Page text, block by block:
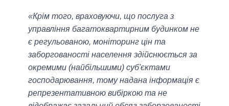
«Крім того, враховуючи, що послуга з
управління багатоквартирним будинком не
є регульованою, моніторинг цін та
заборгованості населення здійснюється за
окремими (найбільшими) суб'єктами
господарювання, тому надана інформація є
репрезентативною вибіркою та не